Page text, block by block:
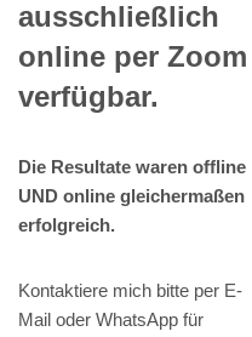
ausschließlich
online per Zoom
verfügbar.
Die Resultate waren offline
UND online gleichermaßen
erfolgreich.
Kontaktiere mich bitte per E-
Mail oder WhatsApp für